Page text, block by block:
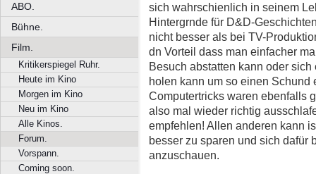
ABO.
Bühne.
Film.
Kritikerspiegel Ruhr.
Heute im Kino
Morgen im Kino
Neu im Kino
Alle Kinos.
Forum.
Vorspann.
Coming soon.
sich wahrschienlich in seinem
Hintergrnde für D&D-
nicht besser als bei TV-
dn Vorteil dass man einfacher
Besuch abstatten kann oder
holen kann um so einen Schund
Computertricks waren ebenfalls
also mal wieder richtig
empfehlen! Allen anderen kann
besser zu sparen und sich dafür
anzuschauen.